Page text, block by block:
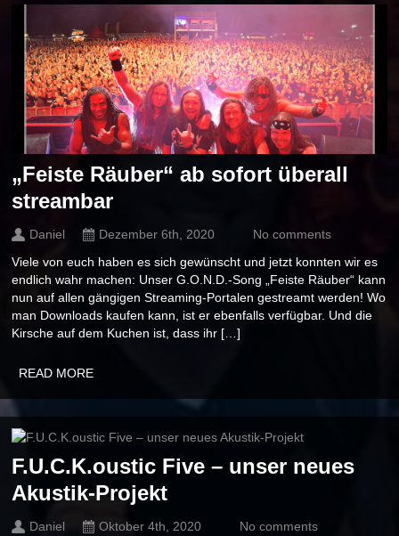
„Feiste Räuber“ ab sofort überall
streambar
Daniel Dezember 6th, 2020
No comments
Viele von euch haben es sich gewünscht und jetzt konnten wir es
endlich wahr machen: Unser G.O.N.D.-Song „Feiste Räuber“ kann
nun auf allen gängigen Streaming-Portalen gestreamt werden! Wo
man Downloads kaufen kann, ist er ebenfalls verfügbar. Und die
Kirsche auf dem Kuchen ist, dass ihr […]
READ MORE
F.U.C.K.oustic Five – unser neues
Akustik-Projekt
Daniel Oktober 4th, 2020
No comments